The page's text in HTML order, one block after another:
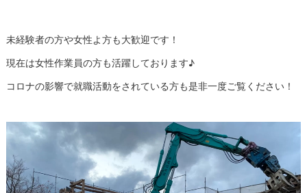
未経験者の方や女性よ方も大歓迎です！
現在は女性作業員の方も活躍しております♪
コロナの影響で就職活動をされている方も是非一度ご覧ください！